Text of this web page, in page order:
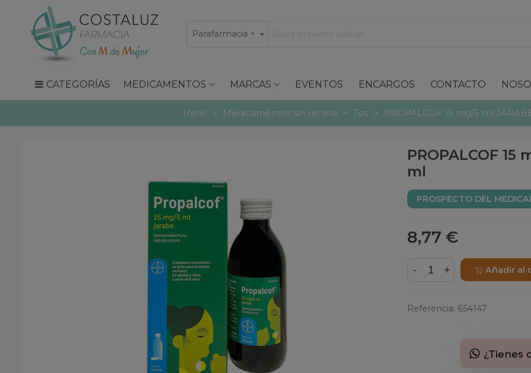
×
Parafarmacia
CATEGORÍAS MEDICAMENTOS MARCAS EVENTOS ENCARGOS CONTACTO
Inicio > Medicamentos sin receta > Tos > PROPALCOF 15 mg/5 ml
PROPALCOF 15
ml
PROSPECTO DEL
8,77 €
- + Añadir al
Referencia: 654147
¿Tienes